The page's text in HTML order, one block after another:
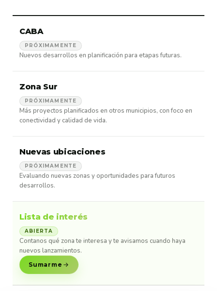
CABA
PRÓXIMAMENTE
Nuevos desarrollos en planificación para etapas futuras.
Zona Sur
PRÓXIMAMENTE
Más proyectos planificados en otros municipios, con foco en
conectividad y calidad de vida.
Nuevas ubicaciones
PRÓXIMAMENTE
Evaluando nuevas zonas y oportunidades para futuros
desarrollos.
Lista de interés
ABIERTA
Contanos qué zona te interesa y te avisamos cuando haya
nuevos lanzamientos.
Sumarme